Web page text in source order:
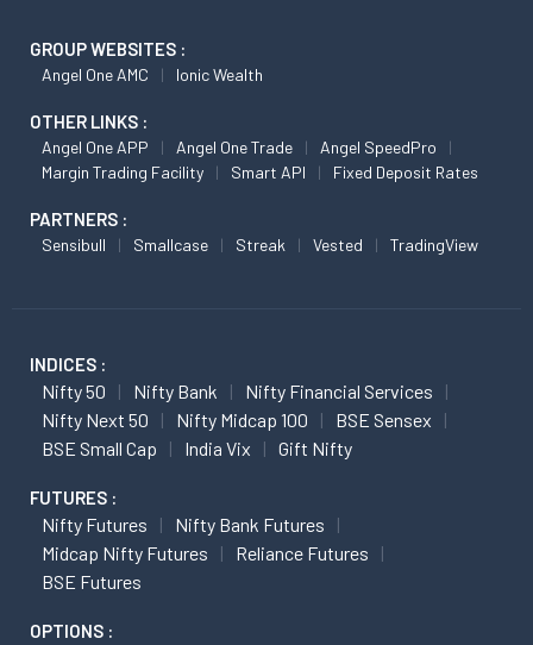
GROUP WEBSITES :
Angel One AMC Ionic Wealth
OTHER LINKS :
Angel One APP Angel One Trade
Angel SpeedPro
Margin Trading Facility
Smart API Fixed Deposit Rates
PARTNERS :
Sensibull Smallcase Streak Vested TradingView
INDICES :
Nifty 50 Nifty Bank
Nifty Financial Services
Nifty Next 50
Nifty Midcap 100
BSE Sensex
BSE Small Cap
India Vix Gift Nifty
FUTURES :
Nifty Futures
Nifty Bank Futures
Midcap Nifty Futures
Reliance Futures
BSE Futures
OPTIONS :